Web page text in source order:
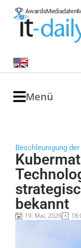
AwardsMediadaten
Menü
Beschleunigung
bekannt
19. Mai, 2026